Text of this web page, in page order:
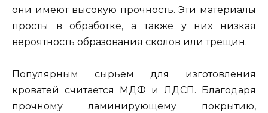
они имеют высокую прочность. Эти материалы
просты в обработке, а также у них низкая
вероятность образования сколов или трещин.
Популярным сырьем для изготовления
кроватей считается МДФ и ЛДСП. Благодаря
прочному ламинирующему покрытию,